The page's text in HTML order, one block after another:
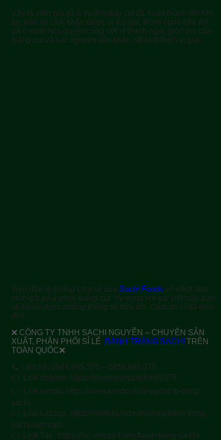
Vậy là món gỏi gà ủ muối măng cụt đã hoàn thành rồi! Khi
ăn, bạn sẽ cảm nhận được vị dai dai, thơm ngon của thịt
gà ủ muối hòa quyện cùng với vị thanh ngọt, giòn tan của
măng cụt và các nguyên liệu khác, rất kích thích vị giác.
Trên đây là những chia sẻ của Sachi Foods về cách làm
món gỏi gà ủ muối măng cụt. Hy vọng với bài viết này, bạn
sẽ bỏ túi được những thông tin hữu ích. Cảm ơn vì đã theo
dõi!
❌ CÔNG TY TNHH SACHI NGUYỄN – CHUYÊN SẢN
XUẤT, PHÂN PHỐI SỈ LẺ
BÁNH TRÁNG SACHI
TRÊN
TOÀN QUỐC❌
📞 Liên hệ: 0944.665.375 – 0856.665.375
👉 Link shopee: https://shopee.vn/sachi665375
👉 Link sendo: https://www.sendo.vn/shop/banh-trang-
sachi
👉 Link Lazada: https://www.lazada.vn/shop/banh-trang-
sachi-viet-nam
👉 Link Tiki : https://tiki.vn/cua-hang/banh-trang-sa chi